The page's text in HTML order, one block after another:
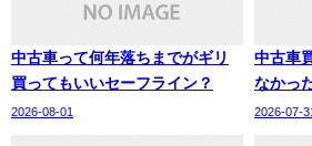
中古車って何年落ちまでがギリ
買ってもいいセーフライン？
2026-08-01
中古車
なかっ
2026-07-